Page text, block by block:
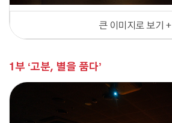
큰 이미지로 보기 +
1부 ‘고분, 별을 품다’